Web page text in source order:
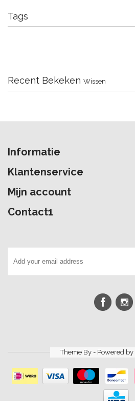
Tags
Recent Bekeken Wissen
Informatie
Klantenservice
Mijn account
Contact1
Theme By - Powered by